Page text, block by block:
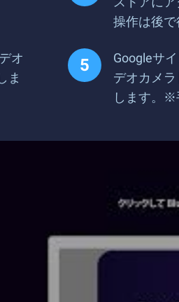
操作は後で
オ
ま
Googleサ
デオカメ
します。※